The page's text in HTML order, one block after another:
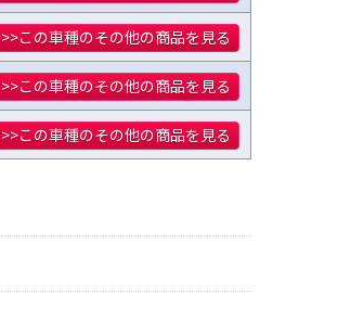
>>この車種のその他の商品を見る
>>この車種のその他の商品を見る
>>この車種のその他の商品を見る